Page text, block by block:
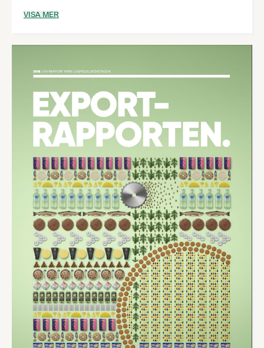
Nestlés världsledande livsmedelsforskning,
framgångsrika livsmedelsstrategi. Många av de
och borde ta efter för att lyfta den svenska
livsmedelsindustrin till nästa nivå.
VISA MER